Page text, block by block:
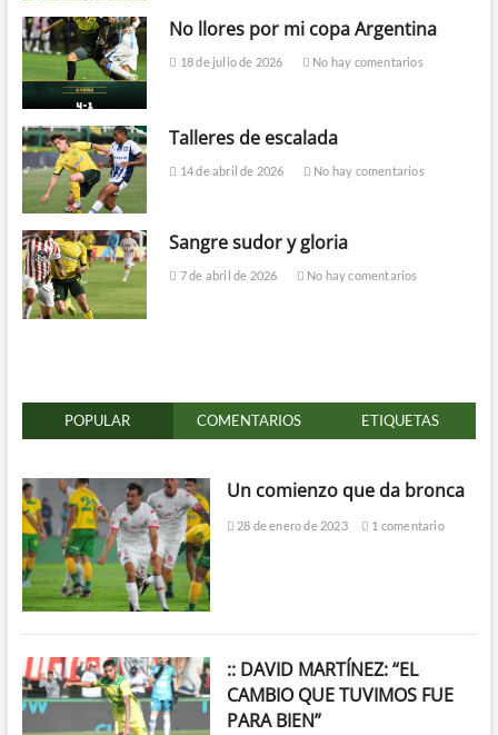
No llores por mi copa Argentina
18 de julio de 2026 No hay comentarios
Talleres de escalada
14 de abril de 2026 No hay comentarios
Sangre sudor y gloria
7 de abril de 2026 No hay comentarios
POPULAR COMENTARIOS ETIQUETAS
Un comienzo que da bronca
28 de enero de 2023 1 comentario
:: DAVID MARTÍNEZ: “EL
CAMBIO QUE TUVIMOS FUE
PARA BIEN”